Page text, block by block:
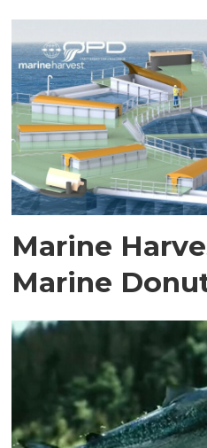
Marine
Marine